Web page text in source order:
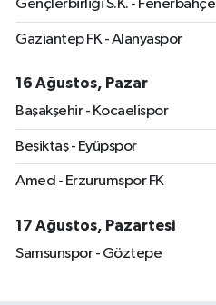
Gençlerbirliği S.K. - Fenerbahçe
Gaziantep FK - Alanyaspor
16 Ağustos, Pazar
Başakşehir - Kocaelispor
Beşiktaş - Eyüpspor
Amed - Erzurumspor FK
17 Ağustos, Pazartesi
Samsunspor - Göztepe